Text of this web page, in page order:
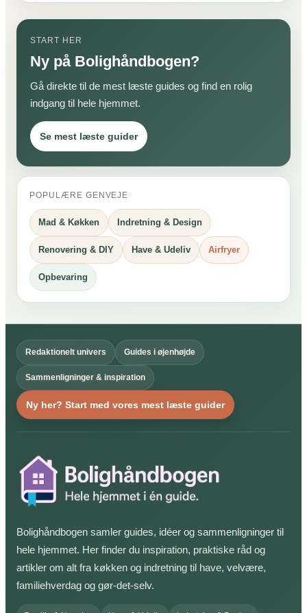
START HER
Ny på Bolighåndbogen?
Gå direkte til de mest læste guides og find en rolig
indgang til hele hjemmet.
Se mest læste guider
POPULÆRE GENVEJE
Mad & Køkken Indretning & Design
Renovering & DIY Have & Udeliv Airfryer
Opbevaring
Redaktionelt univers Guides i øjenhøjde
Sammenligninger & inspiration
Ny her? Start med vores mest læste guider
Bolighåndbogen samler guides, idéer og sammenligninger til
hele hjemmet. Her finder du inspiration, praktiske råd og
artikler om alt fra køkken og indretning til have, velvære,
familiehverdag og gør-det-selv.